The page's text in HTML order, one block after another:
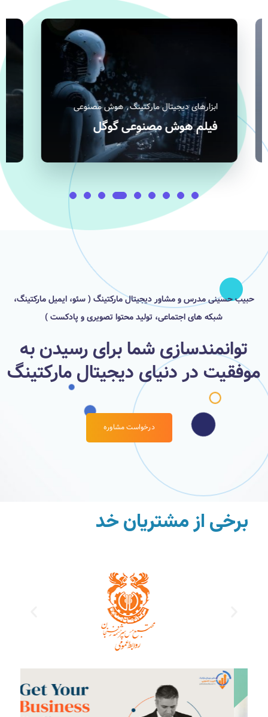
آموزش سایت ماز
ابزارهای دیجیتال مارکتینگ
حبیب حسینی مدرس و مشاور دیجیتال مارکتینگ ( سئو، ایمیل مارکتینگ،
شبکه های اجتماعی، تولید محتوا تصویری و پادکست )
توانمندسازی شما برای رسیدن به
موفقیت در دنیای دیجیتال مارکتینگ
درخواست مشاوره
برخی از مشتریان خ